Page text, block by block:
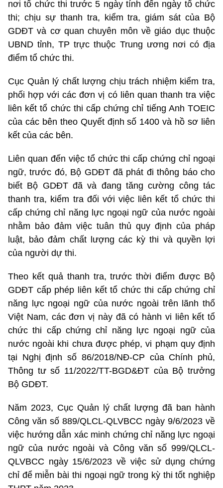
nơi tổ chức thi trước 5 ngày tính đến ngày tổ chức
thi; chịu sự thanh tra, kiểm tra, giám sát của Bộ
GDĐT và cơ quan chuyên môn về giáo dục thuộc
UBND tỉnh, TP trực thuộc Trung ương nơi có địa
điểm tổ chức thi.
Cục Quản lý chất lượng chịu trách nhiệm kiểm tra,
phối hợp với các đơn vị có liên quan thanh tra việc
liên kết tổ chức thi cấp chứng chỉ tiếng Anh TOEIC
của các bên theo Quyết định số 1400 và hồ sơ liên
kết của các bên.
Liên quan đến việc tổ chức thi cấp chứng chỉ ngoại
ngữ, trước đó, Bộ GDĐT đã phát đi thông báo cho
biết Bộ GDĐT đã và đang tăng cường công tác
thanh tra, kiểm tra đối với việc liên kết tổ chức thi
cấp chứng chỉ năng lực ngoại ngữ của nước ngoài
nhằm bảo đảm việc tuân thủ quy định của pháp
luật, bảo đảm chất lượng các kỳ thi và quyền lợi
của người dự thi.
Theo kết quả thanh tra, trước thời điểm được Bộ
GDĐT cấp phép liên kết tổ chức thi cấp chứng chỉ
năng lực ngoại ngữ của nước ngoài trên lãnh thổ
Việt Nam, các đơn vị này đã có hành vi liên kết tổ
chức thi cấp chứng chỉ năng lực ngoại ngữ của
nước ngoài khi chưa được phép, vi phạm quy định
tại Nghị định số 86/2018/NĐ-CP của Chính phủ,
Thông tư số 11/2022/TT-BGD&ĐT của Bộ trưởng
Bộ GDĐT.
Năm 2023, Cục Quản lý chất lượng đã ban hành
Công văn số 889/QLCL-QLVBCC ngày 9/6/2023 về
việc hướng dẫn xác minh chứng chỉ năng lực ngoại
ngữ của nước ngoài và Công văn số 999/QLCL-
QLVBCC ngày 15/6/2023 về việc sử dụng chứng
chỉ để miễn bài thi ngoại ngữ trong kỳ thi tốt nghiệp